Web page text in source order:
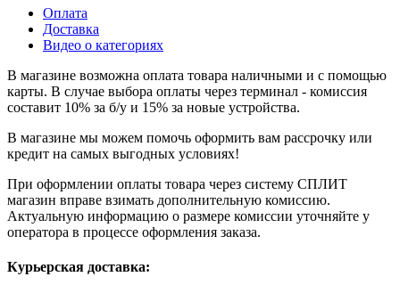
Оплата
Доставка
Видео о категориях
В магазине возможна оплата товара наличными и с помощью
карты. В случае выбора оплаты через терминал - комиссия
составит 10% за б/у и 15% за новые устройства.
В магазине мы можем помочь оформить вам рассрочку или
кредит на самых выгодных условиях!
При оформлении оплаты товара через систему СПЛИТ
магазин вправе взимать дополнительную комиссию.
Актуальную информацию о размере комиссии уточняйте у
оператора в процессе оформления заказа.
Курьерская доставка: